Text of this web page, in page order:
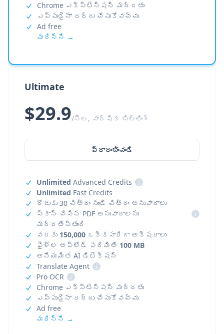
Chrome ఎక్స్‌టెన్షన్ మద్దతు
ఎప్పుడైనా రద్దు చేసుకోవచ్చు
Ad free
మరిన్ని →
Ultimate
$29.9/నెల, వార్షిక బిల్లింగ్
ప్రారంభించండి
Unlimited Advanced Credits
i
Unlimited Fast Credits
రోజుకు 30 చిత్రం నుండి చిత్రం అనువాదాలు
స్కాన్ చేసిన PDF అనువాదాలను
మద్దతిస్తుంది
i
వరకు 150,000 ఒక్కసారిగా అక్షరాలు
ఫైళ్ల అప్‌లోడ్ పరిమితి 100 MB
అనియమిత AI డిటెక్షన్
Translate Agent
i
Pro OCR
i
Chrome ఎక్స్‌టెన్షన్ మద్దతు
ఎప్పుడైనా రద్దు చేసుకోవచ్చు
Ad free
మరిన్ని →